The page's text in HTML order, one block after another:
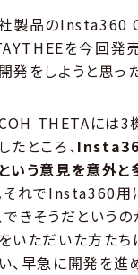
製品のInsta360
を今回発
発をしようと思っ
THETAには3
たところ、
いう意見を意外と
それでInsta360用
できそうだという
いただいた方た
、早急に開発を進